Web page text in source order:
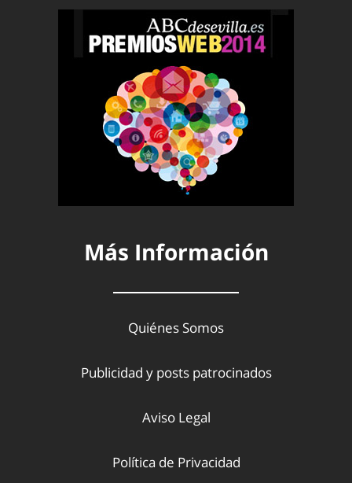
Más Información
Quiénes Somos
Publicidad y posts patrocinados
Aviso Legal
Política de Privacidad